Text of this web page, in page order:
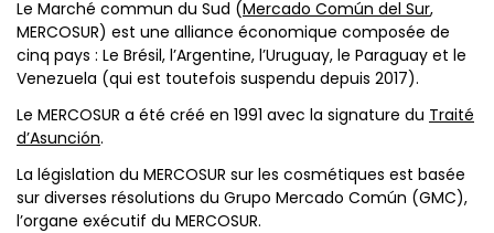
Le Marché commun du Sud (Mercado Común del Sur,
MERCOSUR) est une alliance économique composée de
cinq pays : Le Brésil, l’Argentine, l’Uruguay, le Paraguay et le
Venezuela (qui est toutefois suspendu depuis 2017).
Le MERCOSUR a été créé en 1991 avec la signature du Traité
d’Asunción.
La législation du MERCOSUR sur les cosmétiques est basée
sur diverses résolutions du Grupo Mercado Común (GMC),
l’organe exécutif du MERCOSUR.